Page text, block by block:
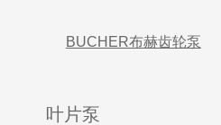
BUCHER布赫齿轮泵
叶片泵